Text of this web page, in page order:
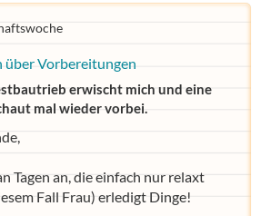
über Vorbereitungen
erwischt mich und eine
mal wieder vorbei.
Tagen an, die einfach nur relaxt
Fall Frau) erledigt Dinge!